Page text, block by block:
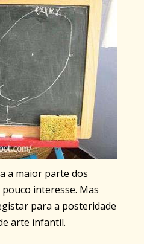
a maior parte dos
interesse. Mas
para a posteridade
arte infantil.